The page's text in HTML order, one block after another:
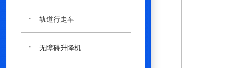
· 轨道行走车
· 无障碍升降机